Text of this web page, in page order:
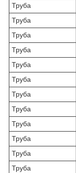
Труба
Труба
Труба
Труба
Труба
Труба
Труба
Труба
Труба
Труба
Труба
Труба